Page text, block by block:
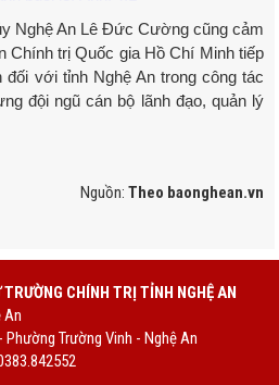
Nghệ An Lê Đức Cường cũng cảm
Chính trị Quốc gia Hồ Chí Minh tiếp
đối với tỉnh Nghệ An trong công tác
đội ngũ cán bộ lãnh đạo, quản lý
Nguồn: Theo baonghean.vn
CHÍNH TRỊ TỈNH NGHỆ AN
An
Trường Vinh - Nghệ An